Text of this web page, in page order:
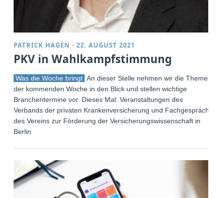
PATRICK HAGEN ·22. AUGUST 2021
PKV in Wahlkampfstimmung
Was die Woche bringt An dieser Stelle nehmen wir die Themen
der kommenden Woche in den Blick und stellen wichtige
Branchentermine vor. Dieses Mal: Veranstaltungen des
Verbands der privaten Krankenversicherung und Fachgespräch
des Vereins zur Förderung der Versicherungswissenschaft in
Berlin